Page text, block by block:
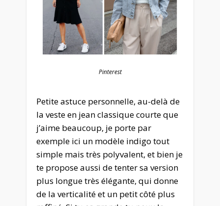
Pinterest
Petite astuce personnelle, au-delà de
la veste en jean classique courte que
j’aime beaucoup, je porte par
exemple ici un modèle indigo tout
simple mais très polyvalent, et bien je
te propose aussi de tenter sa version
plus longue très élégante, qui donne
de la verticalité et un petit côté plus